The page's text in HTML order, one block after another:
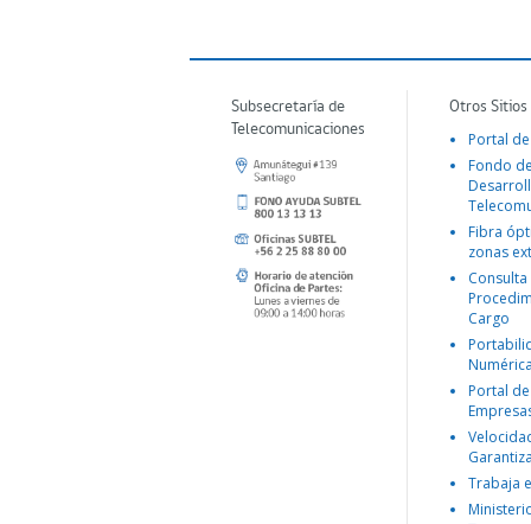
Subsecretaría de
Telecomunicaciones
Otros
Portal
Fondo
Fibra
zonas
Consulta
Cargo
Portal
Trabaja